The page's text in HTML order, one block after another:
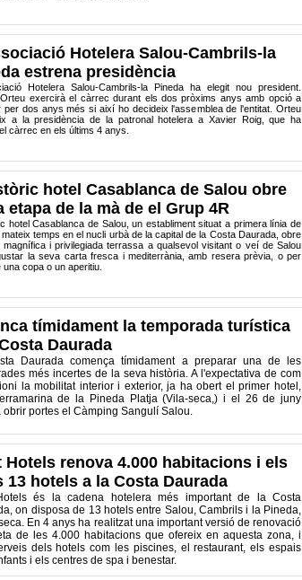
Hotelera Salou-Cambrils-la
estrena presidència
Hotelera Salou-Cambrils-la Pineda ha elegit nou president.
exercirà el càrrec durant els dos pròxims anys amb opció a
per dos anys més si així ho decideix l'assemblea de l'entitat. Orteu
a la presidència de la patronal hotelera a Xavier Roig, que ha
càrrec en els últims 4 anys.
hotel Casablanca de Salou obre
etapa de la mà de el Grup 4R
hotel Casablanca de Salou, un establiment situat a primera línia de
temps en el nucli urbà de la capital de la Costa Daurada, obre
i privilegiada terrassa a qualsevol visitant o veí de Salou
la seva carta fresca i mediterrània, amb resera prèvia, o per
una copa o un aperitiu.
tímidament la temporada turística
Daurada
Daurada comença tímidament a preparar una de les
més incertes de la seva història. A l'expectativa de com
la mobilitat interior i exterior, ja ha obert el primer hotel ,
de la Pineda Platja (Vila-seca,) i el 26 de juny
obrir portes el Càmping Sangulí Salou.
Hotels renova 4.000 habitacions i els
13 hotels a la Costa Daurada
és la cadena hotelera més important de la Costa
on disposa de 13 hotels entre Salou, Cambrils i la Pineda,
En 4 anys ha realitzat una important versió de renovació
de
les 4.000 habitacions que ofereix en aquesta zona, i
dels hotels com les piscines, el restaurant, els espais
i els centres de spa i benestar.